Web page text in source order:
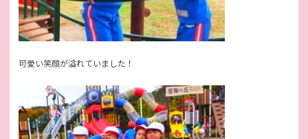
可愛い笑顔が溢れていました！